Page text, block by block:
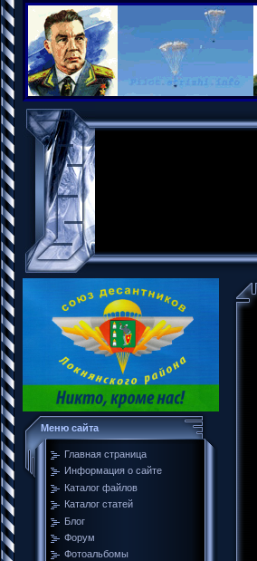
Меню сайта
Главная страница
Информация о сайте
Каталог файлов
Каталог статей
Блог
Форум
Фотоальбомы